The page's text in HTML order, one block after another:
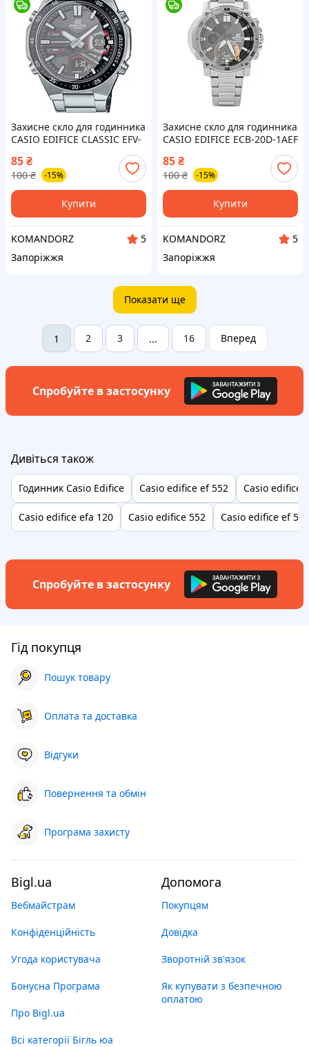
Захисне скло для годинника
CASIO EDIFICE CLASSIC EFV-
85₴
100 ₴ -15%
Купити
KOMANDORZ
5
Запоріжжя
Захисне скло для годинника
CASIO EDIFICE ECB-20D-1AEF
85₴
100 ₴ -15%
Купити
KOMANDORZ
5
Запоріжжя
Показати ще
1 2 3 ... 16 Вперед
Спробуйте в застосунку
Дивіться також
Годинник Casio Edifice Casio edifice ef 552 Casio edifice
Casio edifice efa 120 Casio edifice 552 Casio edifice ef
Спробуйте в застосунку
Гід покупця
Пошук товару
Оплата та доставка
Відгуки
Повернення та обмін
Програма захисту
Bigl.ua
Вебмайстрам
Конфіденційність
Угода користувача
Бонусна Програма
Про Bigl.ua
Всі категорії Бігль юа
Допомога
Покупцям
Довідка
Зворотній зв'язок
Як купувати з безпечною
оплатою